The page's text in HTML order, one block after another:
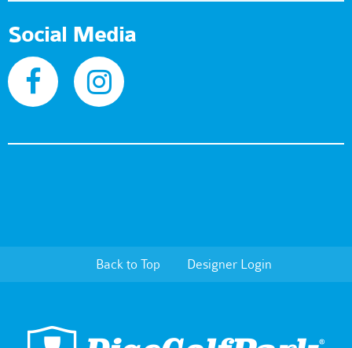
Social Media
Back to Top Designer Login